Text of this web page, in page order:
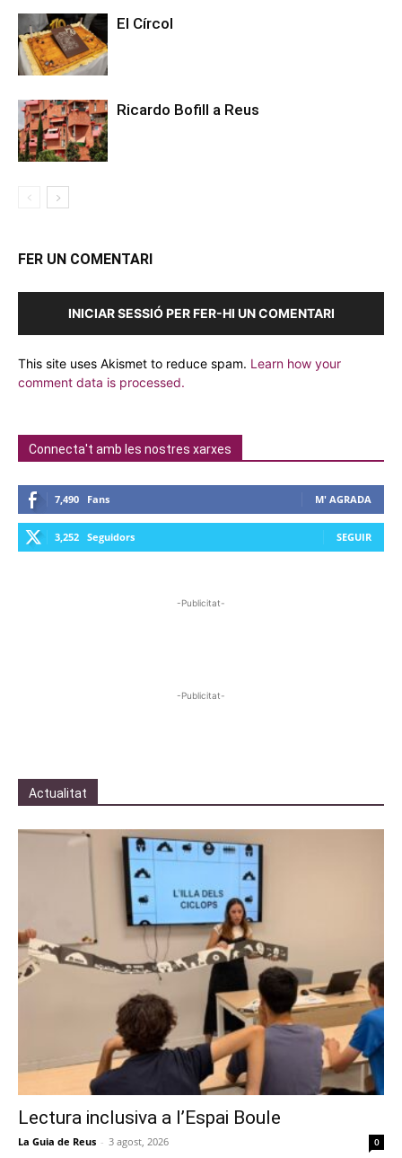
El Círcol
Ricardo Bofill a Reus
FER UN COMENTARI
INICIAR SESSIÓ PER FER-HI UN COMENTARI
This site uses Akismet to reduce spam. Learn how your
comment data is processed.
Connecta't amb les nostres xarxes
7,490 Fans M' AGRADA
3,252 Seguidors SEGUIR
-Publicitat-
-Publicitat-
Actualitat
Lectura inclusiva a l’Espai Boule
La Guia de Reus - 3 agost, 2026 0